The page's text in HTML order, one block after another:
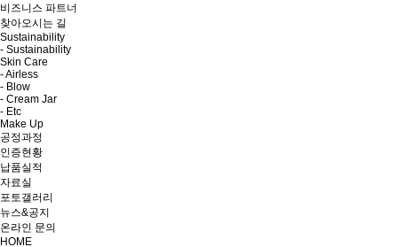
비즈니스 파트너
찾아오시는 길
Sustainability
- Sustainability
Skin Care
- Airless
- Blow
- Cream Jar
- Etc
Make Up
공정과정
인증현황
납품실적
자료실
포토갤러리
뉴스&공지
온라인 문의
HOME